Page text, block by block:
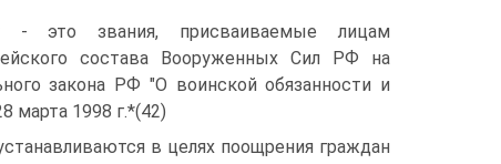
- это звания, присваиваемые лицам
состава Вооруженных Сил РФ на
закона РФ "О воинской обязанности и
марта 1998 г.*(42)
в целях поощрения граждан